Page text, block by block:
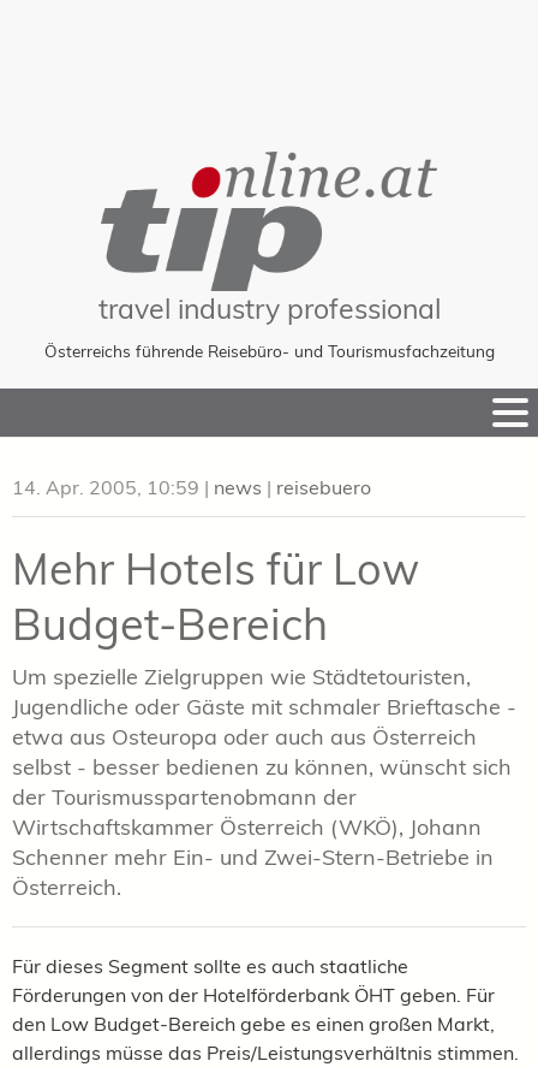
travel industry professional
Österreichs führende Reisebüro- und Tourismusfachzeitung
to
14. Apr. 2005, 10:59 | news | reisebuero
Mehr Hotels für Low
Budget-Bereich
Um spezielle Zielgruppen wie Städtetouristen,
Jugendliche oder Gäste mit schmaler Brieftasche -
etwa aus Osteuropa oder auch aus Österreich
selbst - besser bedienen zu können, wünscht sich
der Tourismusspartenobmann der
Wirtschaftskammer Österreich (WKÖ), Johann
Schenner mehr Ein- und Zwei-Stern-Betriebe in
Österreich.
Für dieses Segment sollte es auch staatliche
Förderungen von der Hotelförderbank ÖHT geben. Für
den Low Budget-Bereich gebe es einen großen Markt,
allerdings müsse das Preis/Leistungsverhältnis stimmen.